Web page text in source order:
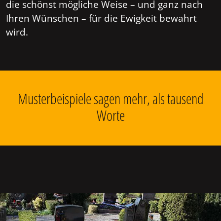
die schönst mögliche Weise – und ganz nach
Ihren Wünschen – für die Ewigkeit bewahrt
wird.
Musterbeispiele sagen mehr, als tausend
Worte